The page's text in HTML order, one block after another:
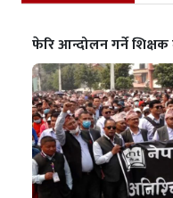
फेरि आन्दोलन गर्ने